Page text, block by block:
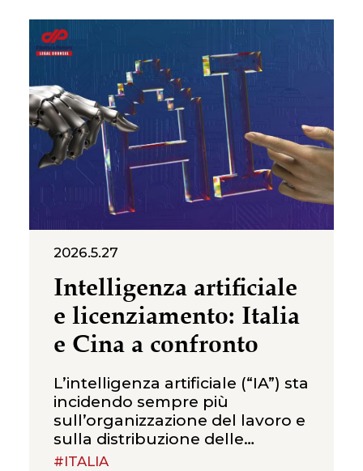
rafforzare il principio della
parità di retribuzione tra uomini
e donne per uno stesso lavoro
o per un lavoro di pari valore. Il
2026.5.27
Intelligenza artificiale
e licenziamento: Italia
e Cina a confronto
L’intelligenza artificiale (“IA”) sta
incidendo sempre più
sull’organizzazione del lavoro e
sulla distribuzione delle
mansioni. Il tema non riguarda
#ITALIA